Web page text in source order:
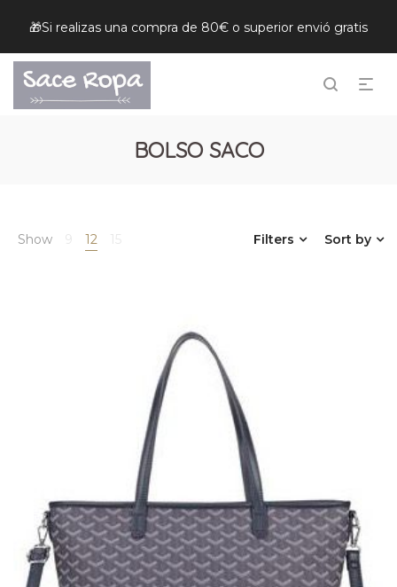
🎁Si realizas una compra de 80€ o superior envió gratis
BOLSO SACO
Show 12 15 Sort by
Filters